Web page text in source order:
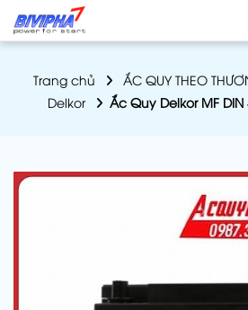
Trang chủ ẮC QUY THEO
Delkor
Ắc Quy Delkor MF